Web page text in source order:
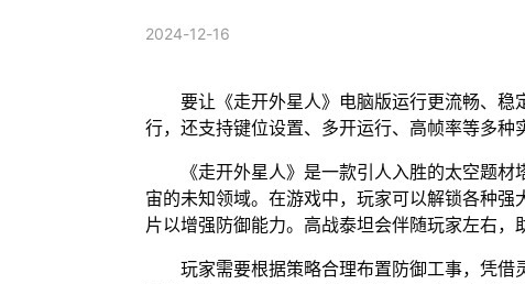
2024-12-16
要让《走开外星人》电脑版运行更流畅、
行，还支持键位设置、多开运行、高帧率等多种
《走开外星人》是一款引人入胜的太空题
宙的未知领域。在游戏中，玩家可以解锁各种
片以增强防御能力。高战泰坦会伴随玩家左右，
玩家需要根据策略合理布置防御工事，凭